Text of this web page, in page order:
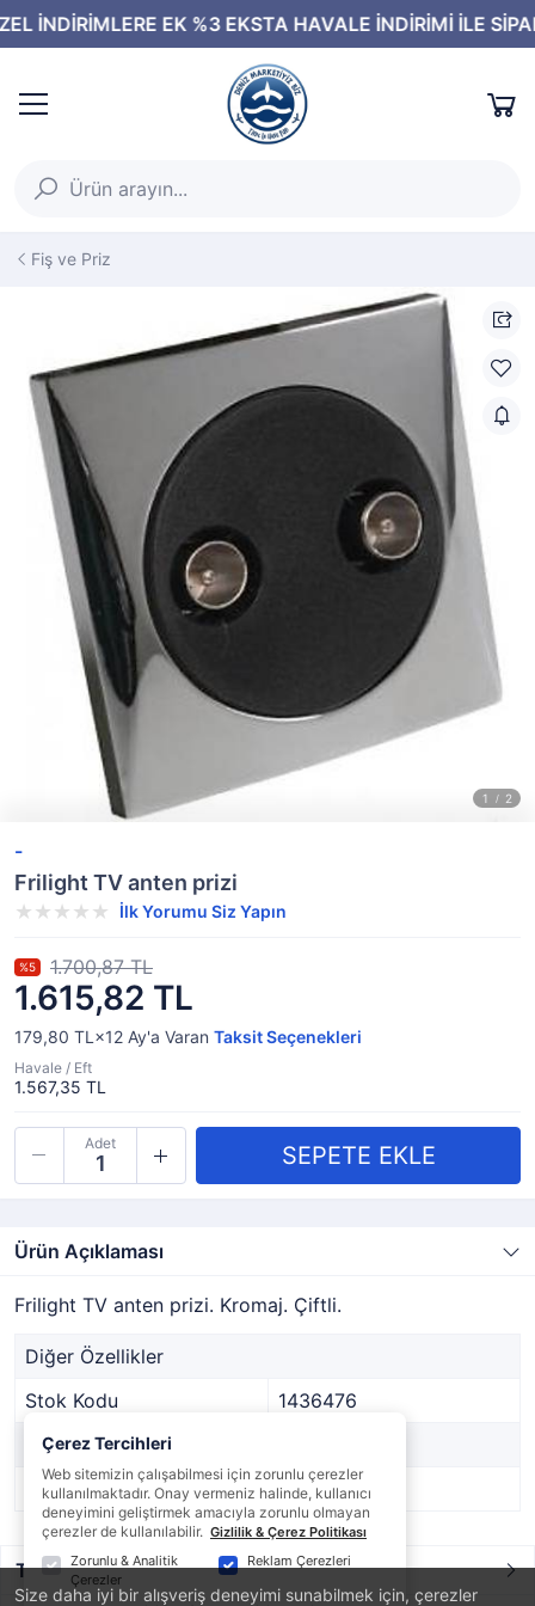
Size daha iyi bir alışveriş deneyimi sunabilmek için, çerezler
Fiş ve Priz
-
Frilight TV anten prizi
İlk Yorumu Siz Yapın
1.615,82 TL
%5 1.700,87 TL
179,80 TL×12 Ay'a Varan Taksit Seçenekleri
Havale / Eft
1.567,35 TL
Adet
Ürün Açıklaması
Frilight TV anten prizi. Kromaj. Çiftli.
Diğer Özellikler
Stok Kodu
1436476
Marka
Stok Durumu
Var
Taksit / Ödeme Seçenekleri
Çerez Tercihleri
Web sitemizin çalışabilmesi için zorunlu çerezler
kullanılmaktadır. Onay vermeniz halinde, kullanıcı
deneyimini geliştirmek amacıyla zorunlu olmayan
çerezler de kullanılabilir. Gizlilik & Çerez Politikası
Zorunlu & Analitik
Çerezler
Reklam Çerezleri